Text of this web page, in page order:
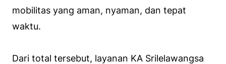
mobilitas yang aman, nyaman, dan tepat
waktu.
Dari total tersebut, layanan KA Srilelawangsa